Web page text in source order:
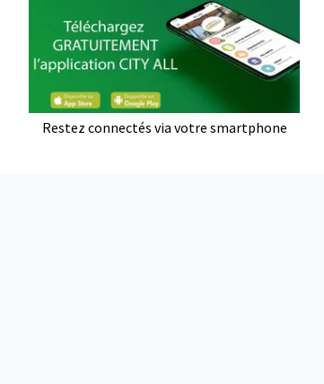
Restez connectés via votre smartphone